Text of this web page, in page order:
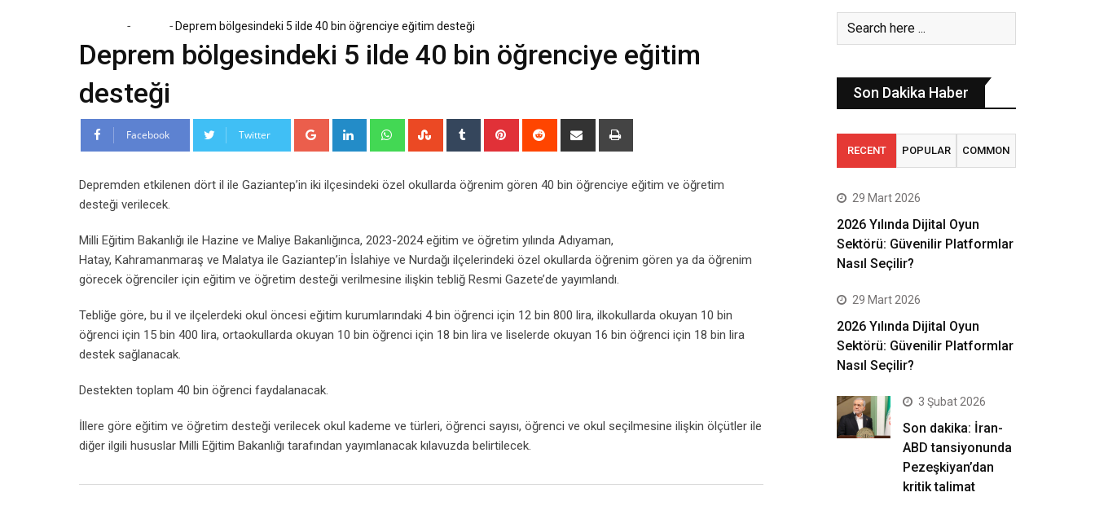
- - Deprem bölgesindeki 5 ilde 40 bin öğrenciye eğitim desteği
Deprem bölgesindeki 5 ilde 40 bin öğrenciye eğitim
desteği
Facebook Twitter Google+ LinkedIn WhatsappStumbleUpon
Tumblr Pinterest Reddit
Share
Depremden etkilenen dört il ile Gaziantep’in iki ilçesindeki özel okullarda öğrenim gören 40 bin öğrenciye eğitim ve öğretim
desteği verilecek.
Milli Eğitim Bakanlığı ile Hazine ve Maliye Bakanlığınca, 2023-2024 eğitim ve öğretim yılında Adıyaman,
Hatay, Kahramanmaraş ve Malatya ile Gaziantep’in İslahiye ve Nurdağı ilçelerindeki özel okullarda öğrenim gören ya da öğrenim
görecek öğrenciler için eğitim ve öğretim desteği verilmesine ilişkin tebliğ Resmi Gazete’de yayımlandı.
Tebliğe göre, bu il ve ilçelerdeki okul öncesi eğitim kurumlarındaki 4 bin öğrenci için 12 bin 800 lira, ilkokullarda okuyan 10 bin
öğrenci için 15 bin 400 lira, ortaokullarda okuyan 10 bin öğrenci için 18 bin lira ve liselerde okuyan 16 bin öğrenci için 18 bin lira
destek sağlanacak.
Destekten toplam 40 bin öğrenci faydalanacak.
İllere göre eğitim ve öğretim desteği verilecek okul kademe ve türleri, öğrenci sayısı, öğrenci ve okul seçilmesine ilişkin ölçütler ile
diğer ilgili hususlar Milli Eğitim Bakanlığı tarafından yayımlanacak kılavuzda belirtilecek.
Son Dakika Haber
RECENT POPULAR COMMON
29 Mart 2026
2026 Yılında Dijital Oyun
Sektörü: Güvenilir Platformlar
Nasıl Seçilir?
29 Mart 2026
2026 Yılında Dijital Oyun
Sektörü: Güvenilir Platformlar
Nasıl Seçilir?
3 Şubat 2026
Son dakika: İran-
ABD tansiyonunda
Pezeşkiyan’dan
kritik talimat